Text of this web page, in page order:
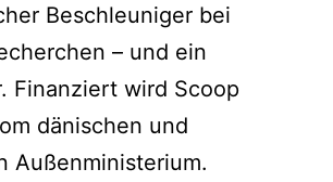
Beschleuniger bei
– und ein
Finanziert wird Scoop
dänischen und
Außenministerium.